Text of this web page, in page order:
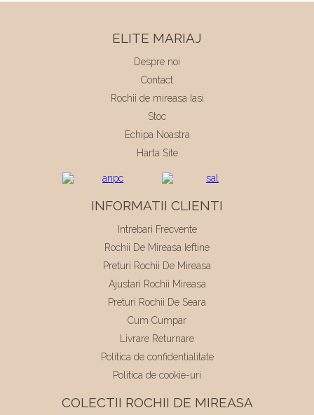
ELITE MARIAJ
Despre noi
Contact
Rochii de mireasa Iasi
Stoc
Echipa Noastra
Harta Site
INFORMATII CLIENTI
Intrebari Frecvente
Rochii De Mireasa Ieftine
Preturi Rochii De Mireasa
Ajustari Rochii Mireasa
Preturi Rochii De Seara
Cum Cumpar
Livrare Returnare
Politica de confidentialitate
Politica de cookie-uri
COLECTII ROCHII DE MIREASA